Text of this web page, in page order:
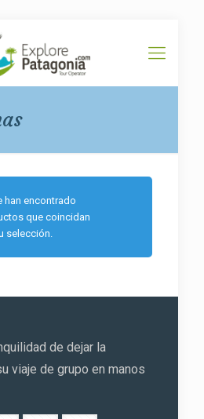
han encontrado
que coincidan
selección.
de dejar la
viaje de grupo en manos